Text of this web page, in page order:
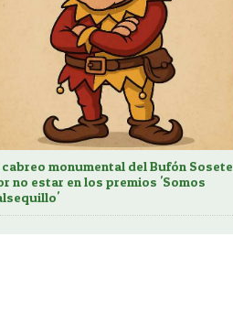
cabreo monumental del Bufón Sosete
no estar en los premios 'Somos